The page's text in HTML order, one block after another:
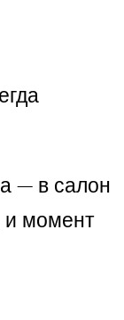
— в салон
и момент